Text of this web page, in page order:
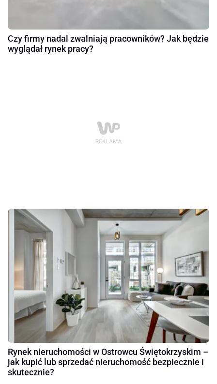
Czy firmy nadal zwalniają pracowników? Jak będzie
wyglądał rynek pracy?
Rynek nieruchomości w Ostrowcu Świętokrzyskim –
jak kupić lub sprzedać nieruchomość bezpiecznie i
skutecznie?